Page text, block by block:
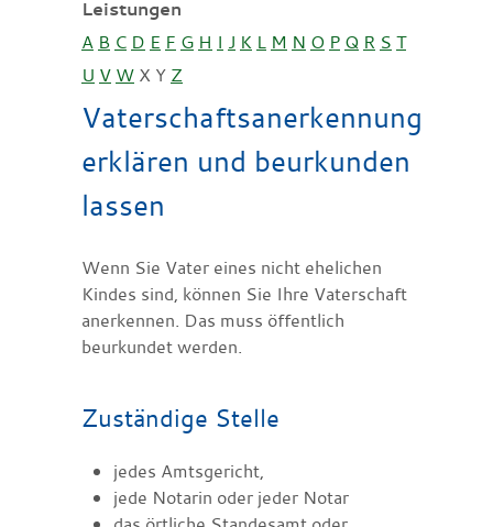
Leistungen
A B C D E F G H I J K L M N O P Q R S T
U V W X Y Z
Vaterschaftsanerkennung
erklären und beurkunden
lassen
Wenn Sie Vater eines nicht ehelichen
Kindes sind, können Sie Ihre Vaterschaft
anerkennen. Das muss öffentlich
beurkundet werden.
Zuständige Stelle
jedes Amtsgericht,
jede Notarin oder jeder Notar